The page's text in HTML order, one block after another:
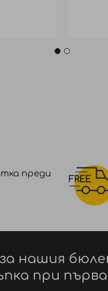
нюанс нанесете
преди
нашия
при